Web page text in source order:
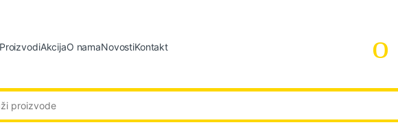
ProizvodiAkcijaO namaNovostiKontakt